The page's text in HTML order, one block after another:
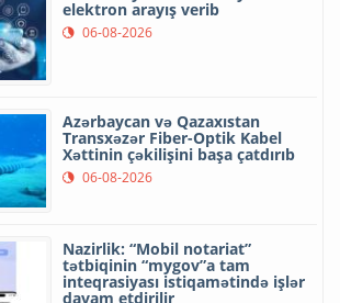
elektron arayış verib
06-08-2026
Azərbaycan və Qazaxıstan
Transxəzər Fiber-Optik Kabel
Xəttinin çəkilişini başa çatdırıb
06-08-2026
Nazirlik: “Mobil notariat”
tətbiqinin “mygov”a tam
inteqrasiyası istiqamətində işlər
davam etdirilir